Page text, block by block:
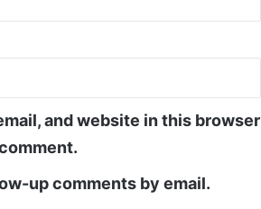
and website in this browser
up comments by email.